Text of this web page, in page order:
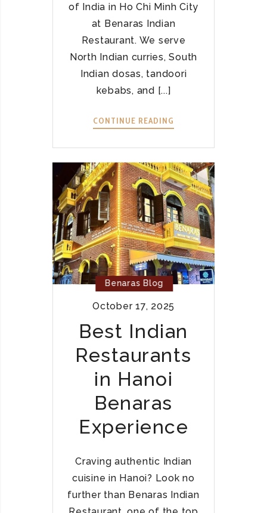
I
N
T
H
E
A
L
T
H
Y
D
I
N
A
T
B
R
of India in Ho Chi Minh City
at Benaras Indian
Restaurant. We serve
North Indian curries, South
Indian dosas, tandoori
kebabs, and [...]
CONTINUE READING
T
H
E
N
T
I
C
N
O
R
S
O
U
D
A
N
C
U
Benaras Blog
October 17, 2025
Best Indian
Restaurants
in Hanoi
Benaras
Experience
Craving authentic Indian
cuisine in Hanoi? Look no
further than Benaras Indian